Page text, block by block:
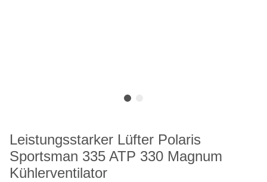
Leistungsstarker Lüfter Polaris
Sportsman 335 ATP 330 Magnum
Kühlerventilator